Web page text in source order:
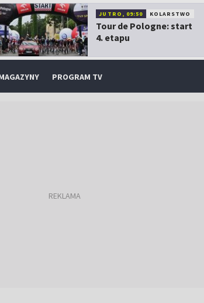
JUTRO, 09:50 KOLARSTWO
Tour de Pologne: start
4. etapu
PROGRAM TV